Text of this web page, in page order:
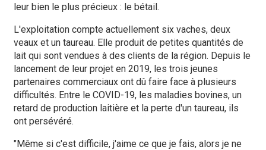
leur bien le plus précieux : le bétail.
L'exploitation compte actuellement six vaches, deux
veaux et un taureau. Elle produit de petites quantités de
lait qui sont vendues à des clients de la région. Depuis le
lancement de leur projet en 2019, les trois jeunes
partenaires commerciaux ont dû faire face à plusieurs
difficultés. Entre le COVID-19, les maladies bovines, un
retard de production laitière et la perte d'un taureau, ils
ont persévéré.
"Même si c'est difficile, j'aime ce que je fais, alors je ne